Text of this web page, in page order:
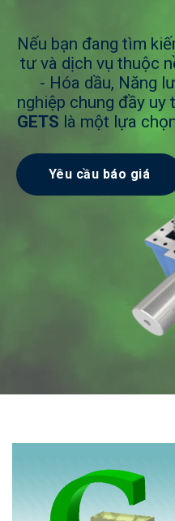
Nếu bạn đang tìm
tư và dịch vụ thuộc
- Hóa dầu, Năng
nghiệp chung đầy uy
GETS là một lựa
Yêu cầu báo giá